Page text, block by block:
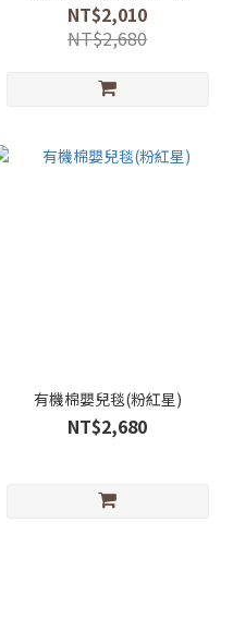
NT$2,010
NT$2,680
有機棉嬰兒毯(粉紅星)
NT$2,680